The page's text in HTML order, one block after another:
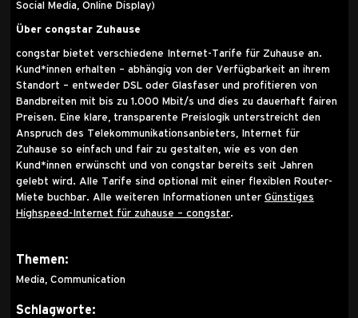
Social Media, Online Display)
Über congstar Zuhause
congstar bietet verschiedene Internet-Tarife für Zuhause an.
Kund*innen erhalten – abhängig von der Verfügbarkeit an ihrem
Standort – entweder DSL oder Glasfaser und profitieren von
Bandbreiten mit bis zu 1.000 Mbit/s und dies zu dauerhaft fairen
Preisen. Eine klare, transparente Preislogik unterstreicht den
Anspruch des Telekommunikationsanbieters, Internet für
Zuhause so einfach und fair zu gestalten, wie es von den
Kund*innen erwünscht und von congstar bereits seit Jahren
gelebt wird. Alle Tarife sind optional mit einer flexiblen Router-
Miete buchbar. Alle weiteren Informationen unter Günstiges
Highspeed-Internet für zuhause – congstar.
Themen:
Media, Communication
Schlagworte: